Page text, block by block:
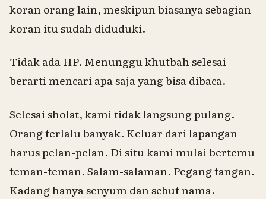
koran orang lain, meskipun biasanya sebagian
koran itu sudah diduduki.
Tidak ada HP. Menunggu khutbah selesai
berarti mencari apa saja yang bisa dibaca.
Selesai sholat, kami tidak langsung pulang.
Orang terlalu banyak. Keluar dari lapangan
harus pelan-pelan. Di situ kami mulai bertemu
teman-teman. Salam-salaman. Pegang tangan.
Kadang hanya senyum dan sebut nama.